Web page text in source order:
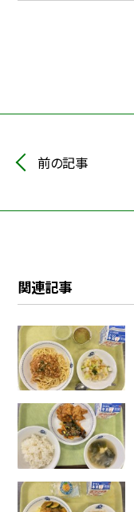
前の記事
関連記事